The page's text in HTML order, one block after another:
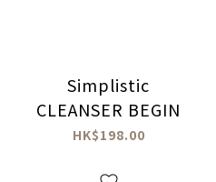
Simplistic
CLEANSER BEGIN
HK$198.00